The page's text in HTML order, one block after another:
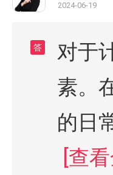
2024-06-19
答
对于
素。
的日
[查